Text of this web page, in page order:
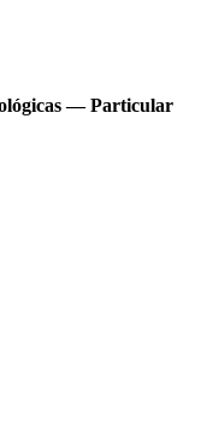
— Particular